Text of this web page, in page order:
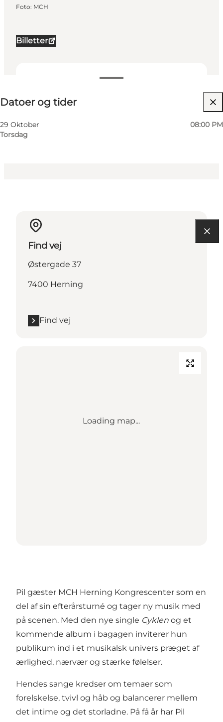
Billetter
Datoer og tider
29 Oktober
Torsdag
08:00 PM
Besøg hjemmeside
Min virksomhed, Mig selv, Min partner, Venner,
Foto: MCH
Find vej
Østergade 37
7400 Herning
Find vej
Loading map...
Pil gæster MCH Herning Kongrescenter som en
del af sin efterårsturné og tager ny musik med
på scenen. Med den nye single Cyklen og et
kommende album i bagagen inviterer hun
publikum ind i et musikalsk univers præget af
ærlighed, nærvær og stærke følelser.
Hendes sange kredser om temaer som
forelskelse, tvivl og håb og balancerer mellem
det intime og det storladne. På få år har Pil